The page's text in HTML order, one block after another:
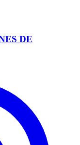
DE